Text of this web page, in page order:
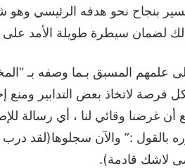
بنجاح نحو هدفه الرئيسي
لضمان سيطرة طويلة الأمد على
علمهم المسبق بـما وصفه بـ
فرصة لاتخاذ بعض التدابير ومنع
غرضنا وقائي لنا ، أي رسالة
بالقول :” والآن سجلوها(لقد
لاشك قادمة).